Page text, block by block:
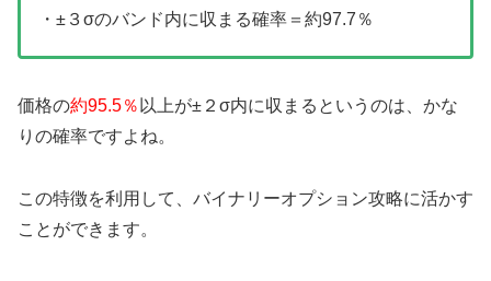
・±３σのバンド内に収まる確率＝約97.7％
価格の約95.5％ 以上が±２σ内に収まるというのは、かな
りの確率ですよね。
この特徴を利用して、バイナリーオプション攻略に活かす
ことができます。